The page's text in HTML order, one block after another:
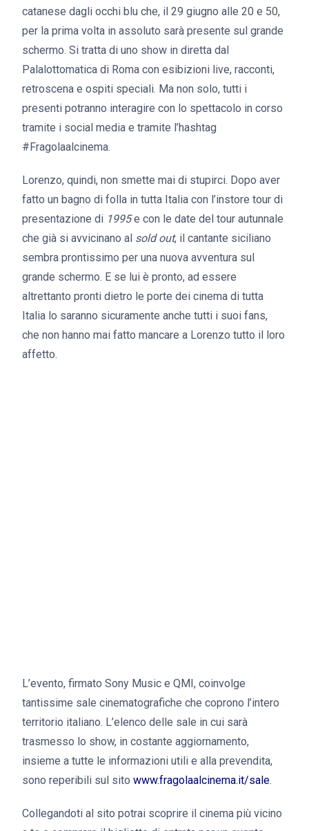
catanese dagli occhi blu che, il 29 giugno alle 20 e 50,
per la prima volta in assoluto sarà presente sul grande
schermo. Si tratta di uno show in diretta dal
Palalottomatica di Roma con esibizioni live, racconti,
retroscena e ospiti speciali. Ma non solo, tutti i
presenti potranno interagire con lo spettacolo in corso
tramite i social media e tramite l’hashtag
#Fragolaalcinema.
Lorenzo, quindi, non smette mai di stupirci. Dopo aver
fatto un bagno di folla in tutta Italia con l’instore tour di
presentazione di 1995e con le date del tour autunnale
che già si avvicinano al sold out, il cantante siciliano
sembra prontissimo per una nuova avventura sul
grande schermo. E se lui è pronto, ad essere
altrettanto pronti dietro le porte dei cinema di tutta
Italia lo saranno sicuramente anche tutti i suoi fans,
che non hanno mai fatto mancare a Lorenzo tutto il loro
affetto.
L’evento, firmato Sony Music e QMI, coinvolge
tantissime sale cinematografiche che coprono l’intero
territorio italiano. L’elenco delle sale in cui sarà
trasmesso lo show, in costante aggiornamento,
insieme a tutte le informazioni utili e alla prevendita,
sono reperibili sul sito www.fragolaalcinema.it/sale.
Collegandoti al sito potrai scoprire il cinema più vicino